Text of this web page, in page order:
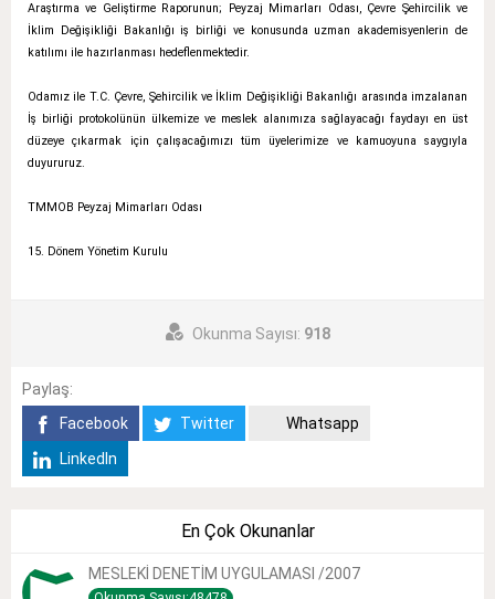
Araştırma ve Geliştirme Raporunun; Peyzaj Mimarları Odası, Çevre Şehircilik ve
İklim Değişikliği Bakanlığı iş birliği ve konusunda uzman akademisyenlerin de
katılımı ile hazırlanması hedeflenmektedir.
Odamız ile T.C. Çevre, Şehircilik ve İklim Değişikliği Bakanlığı arasında imzalanan
İş birliği protokolünün ülkemize ve meslek alanımıza sağlayacağı faydayı en üst
düzeye çıkarmak için çalışacağımızı tüm üyelerimize ve kamuoyuna saygıyla
duyururuz.
TMMOB Peyzaj Mimarları Odası
15. Dönem Yönetim Kurulu
Okunma Sayısı: 918
Paylaş:
Facebook
Twitter
Whatsapp
LinkedIn
En Çok Okunanlar
MESLEKİ DENETİM UYGULAMASI /2007